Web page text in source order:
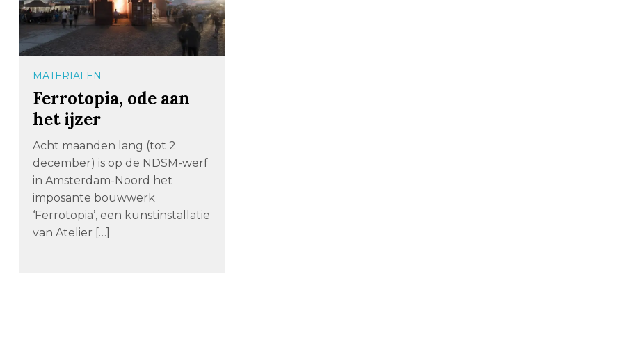
MATERIALEN
Ferrotopia, ode aan
het ijzer
Acht maanden lang (tot 2
december) is op de NDSM-werf
in Amsterdam-Noord het
imposante bouwwerk
‘Ferrotopia’, een kunstinstallatie
van Atelier […]